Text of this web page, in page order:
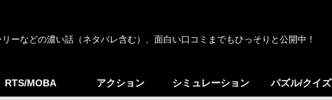
ーなどの濃い話（ネタバレ含む）、面白い口コミまでもひっそりと公開中！
RTS/MOBA アクション シミュレーション パズル/クイズ